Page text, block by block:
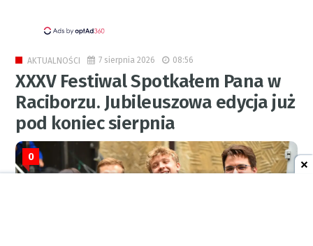
AKTUALNOŚCI 7 sierpnia 2026 08:56
XXXV Festiwal Spotkałem Pana w
Raciborzu. Jubileuszowa edycja już
pod koniec sierpnia
0